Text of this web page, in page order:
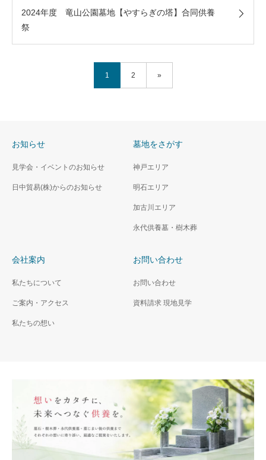
2024年度 竜山公園墓地【やすらぎの塔】合同供養
祭
1 2 »
お知らせ
見学会・イベントのお知らせ
日中貿易(株)からのお知らせ
墓地をさがす
神戸エリア
明石エリア
加古川エリア
永代供養墓・樹木葬
会社案内
私たちについて
ご案内・アクセス
私たちの想い
お問い合わせ
お問い合わせ
資料請求 現地見学